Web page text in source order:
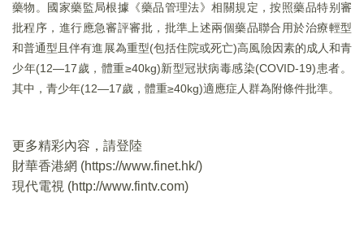
藥物。國家藥監局根據《藥品管理法》相關規定，按照藥品特别審
批程序，進行應急審評審批，批準上述兩個藥品聯合用於治療輕型
和普通型且伴有進展為重型(包括住院或死亡)高風險因素的成人和青
少年(12—17歲，體重≥40kg)新型冠狀病毒感染(COVID-19)患者。
其中，青少年(12—17歲，體重≥40kg)適應症人群為附條件批準。
更多精彩內容，請登陸
財華香港網 (https://www.finet.hk/)
現代電視 (http://www.fintv.com)